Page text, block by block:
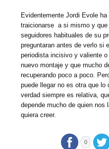
Evidentemente Jordi Evole
traicionarse a si mismo y que
seguidores habituales de su
preguntaran antes de verlo si
periodista incisivo y valiente
nuevo montaje y que mucho
recuperando poco a poco.
puede llegar no es otra que
verdad siempre es relativa,
depende mucho de quien nos
quiera creer.
0